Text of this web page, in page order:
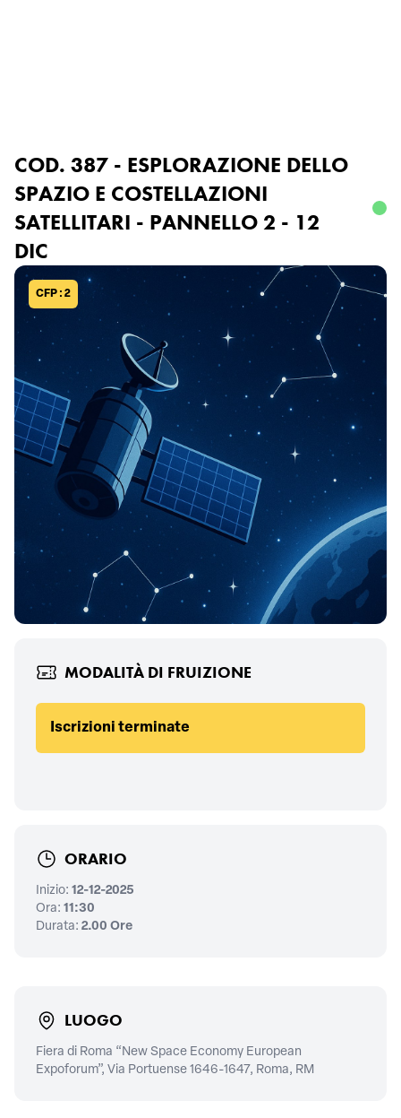
COD. 387 - ESPLORAZIONE DELLO
SPAZIO E COSTELLAZIONI
SATELLITARI - PANNELLO 2 - 12
DIC
CFP : 2
MODALITÀ DI FRUIZIONE
Iscrizioni terminate
ORARIO
Inizio: 12-12-2025
Ora: 11:30
Durata: 2.00 Ore
LUOGO
Fiera di Roma “New Space Economy European
Expoforum”, Via Portuense 1646-1647, Roma, RM